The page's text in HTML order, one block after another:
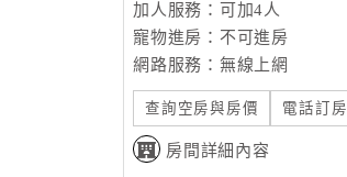
加人服務：可加4人
寵物進房：不可進房
網路服務：無線上網
查詢空房與房價 電話訂房
房間詳細內容